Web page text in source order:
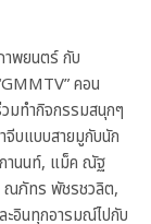
าพยนตร์ กับ
คอน
มทำกิจกรรมสนุกๆ
จีบแบบสายมูกับนัก
านนท์, แม็ค ณัฐ
ณภัทร พัชรชวลิต,
อินทุกอารมณ์ไปกับ